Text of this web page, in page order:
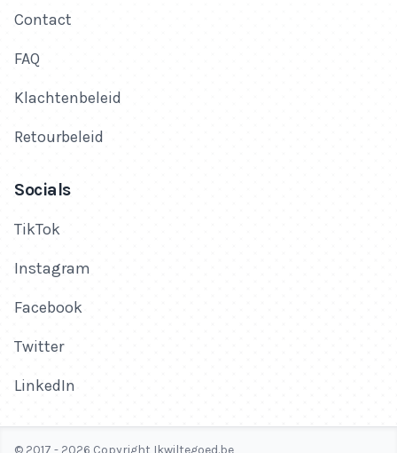
Contact
FAQ
Klachtenbeleid
Retourbeleid
Socials
TikTok
Instagram
Facebook
Twitter
LinkedIn
© 2017 - 2026 Copyright Ikwiltegoed.be